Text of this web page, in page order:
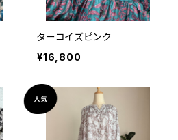
ターコイズピンク
¥16,800